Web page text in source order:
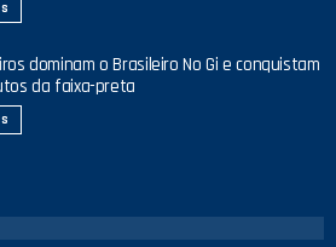
dominam o Brasileiro No Gi e conquistam
da faixa-preta